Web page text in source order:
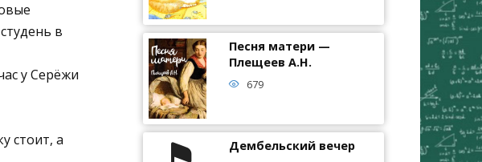
в
у Серёжи
стоит, а
Песня матери —
Плещеев А.Н.
679
Дембельский вечер